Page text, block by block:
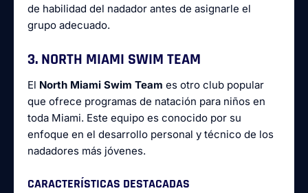
de habilidad del nadador antes de asignarle el
grupo adecuado.
3. NORTH MIAMI SWIM TEAM
El North Miami Swim Team es otro club popular
que ofrece programas de natación para niños en
toda Miami. Este equipo es conocido por su
enfoque en el desarrollo personal y técnico de los
nadadores más jóvenes.
CARACTERÍSTICAS DESTACADAS